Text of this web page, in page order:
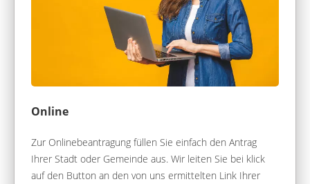
Online
Zur Onlinebeantragung füllen Sie einfach den Antrag
Ihrer Stadt oder Gemeinde aus. Wir leiten Sie bei klick
auf den Button an den von uns ermittelten Link Ihrer